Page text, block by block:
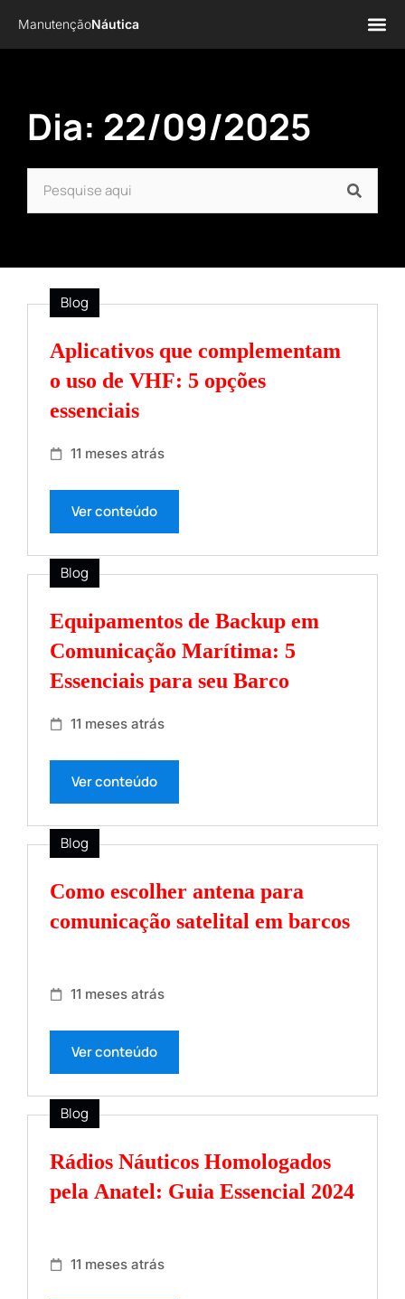
ManutençãoNáutica
Dia: 22/09/2025
Blog
Aplicativos que complementam
o uso de VHF: 5 opções
essenciais
11 meses atrás
Ver conteúdo
Blog
Equipamentos de Backup em
Comunicação Marítima: 5
Essenciais para seu Barco
11 meses atrás
Ver conteúdo
Blog
Como escolher antena para
comunicação satelital em barcos
11 meses atrás
Ver conteúdo
Blog
Rádios Náuticos Homologados
pela Anatel: Guia Essencial 2024
11 meses atrás